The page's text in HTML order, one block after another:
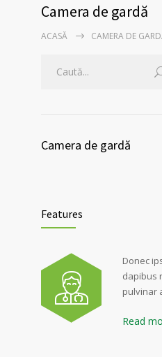
Camera de gardă
ACASĂ CAMERA DE
Camera de gardă
Features
Donec
dapibus
pulvinar
Read